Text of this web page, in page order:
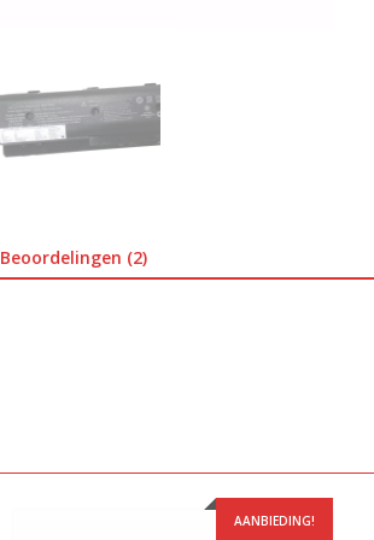
Beoordelingen (2)
AANBIEDING!